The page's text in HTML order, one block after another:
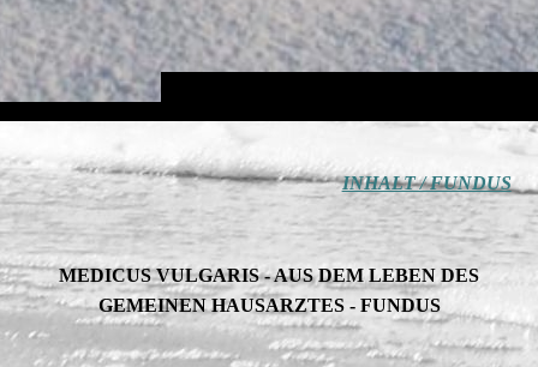
INHALT / FUNDUS
MEDICUS VULGARIS - AUS DEM LEBEN DES
GEMEINEN HAUSARZTES - FUNDUS